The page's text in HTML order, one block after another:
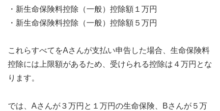
・新生命保険料控除（一般）控除額１万円
・新生命保険料控除（一般）控除額５万円
これらすべてをAさんが支払い申告した場合、生命保険料
控除には上限額があるため、受けられる控除は４万円とな
ります。
では、Aさんが３万円と１万円の生命保険、Bさんが５万